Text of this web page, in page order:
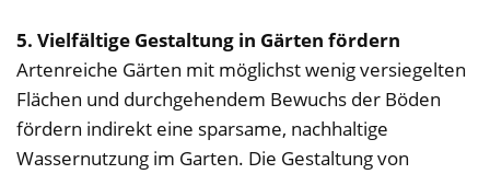
5. Vielfältige Gestaltung in Gärten fördern
Artenreiche Gärten mit möglichst wenig versiegelten
Flächen und durchgehendem Bewuchs der Böden
fördern indirekt eine sparsame, nachhaltige
Wassernutzung im Garten. Die Gestaltung von